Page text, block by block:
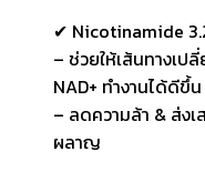
✔ Nicotinamide
– ช่วยให้เส้นทางเป
NAD+ ทำงานได้ดีขึ้น
– ลดความล้า & ส่งเ
ผลาญ